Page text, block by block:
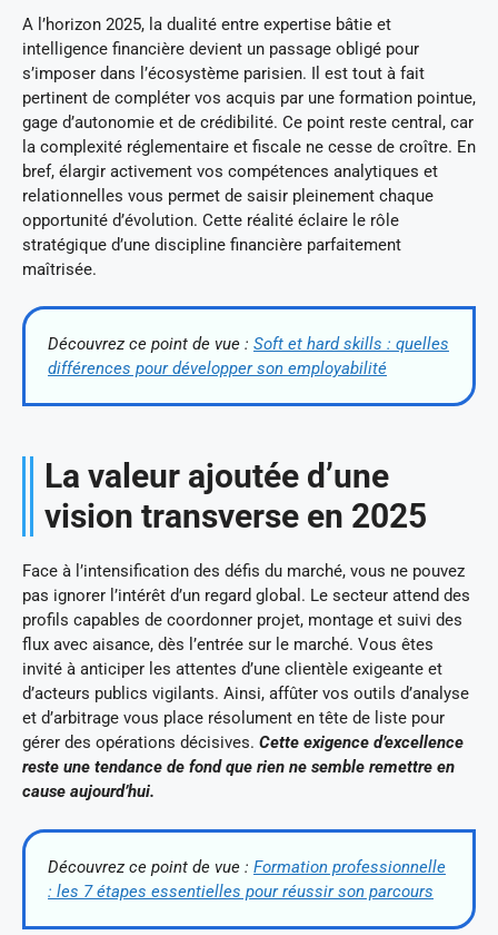
A l’horizon 2025, la dualité entre expertise bâtie et
intelligence financière devient un passage obligé pour
s’imposer dans l’écosystème parisien. Il est tout à fait
pertinent de compléter vos acquis par une formation pointue,
gage d’autonomie et de crédibilité. Ce point reste central, car
la complexité réglementaire et fiscale ne cesse de croître. En
bref, élargir activement vos compétences analytiques et
relationnelles vous permet de saisir pleinement chaque
opportunité d’évolution. Cette réalité éclaire le rôle
stratégique d’une discipline financière parfaitement
maîtrisée.
Découvrez ce point de vue : Soft et hard skills : quelles
différences pour développer son employabilité
La valeur ajoutée d’une
vision transverse en 2025
Face à l’intensification des défis du marché, vous ne pouvez
pas ignorer l’intérêt d’un regard global. Le secteur attend des
profils capables de coordonner projet, montage et suivi des
flux avec aisance, dès l’entrée sur le marché. Vous êtes
invité à anticiper les attentes d’une clientèle exigeante et
d’acteurs publics vigilants. Ainsi, affûter vos outils d’analyse
et d’arbitrage vous place résolument en tête de liste pour
gérer des opérations décisives. Cette exigence d’excellence
reste une tendance de fond que rien ne semble remettre en
cause aujourd’hui.
Découvrez ce point de vue : Formation professionnelle
: les 7 étapes essentielles pour réussir son parcours